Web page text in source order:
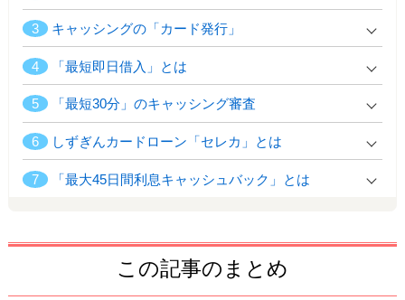
3 キャッシングの「カード発行」
4 「最短即日借入」とは
5 「最短30分」のキャッシング審査
6 しずぎんカードローン「セレカ」とは
7 「最大45日間利息キャッシュバック」とは
この記事のまとめ